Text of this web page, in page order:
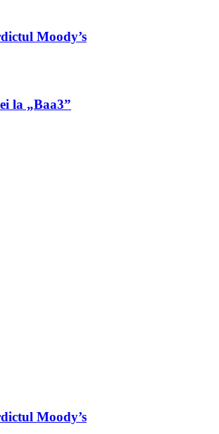
Moody’s
la „Baa3”
Moody’s